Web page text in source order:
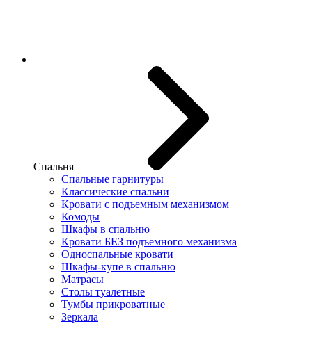
Спальня
Спальные гарнитуры
Классические спальни
Кровати с подъемным механизмом
Комоды
Шкафы в спальню
Кровати БЕЗ подъемного механизма
Односпальные кровати
Шкафы-купе в спальню
Матрасы
Столы туалетные
Тумбы прикроватные
Зеркала